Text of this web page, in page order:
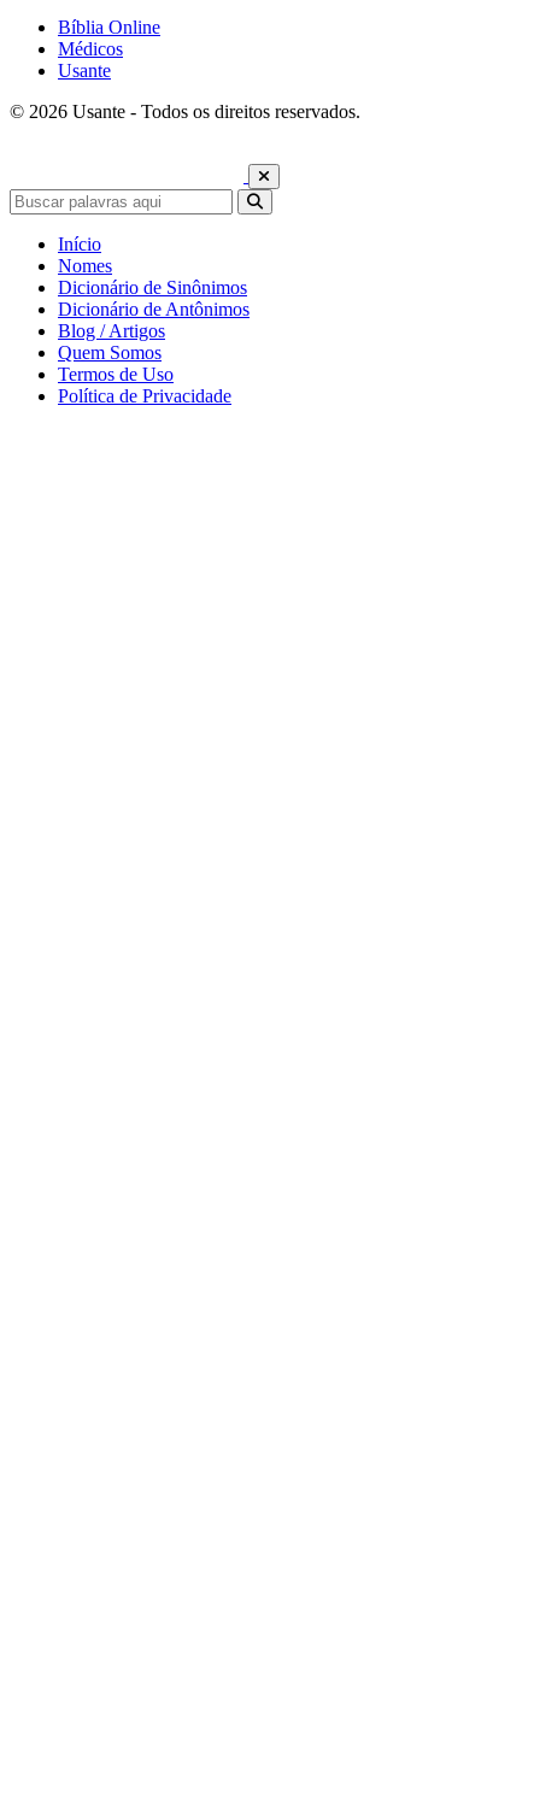
Bíblia Online
Médicos
Usante
© 2026 Usante - Todos os direitos reservados.
Início
Nomes
Dicionário de Sinônimos
Dicionário de Antônimos
Blog / Artigos
Quem Somos
Termos de Uso
Política de Privacidade